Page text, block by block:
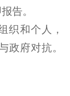
告。
织和个人，
政府对抗。